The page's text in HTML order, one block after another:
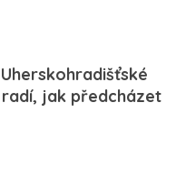
jak předcházet